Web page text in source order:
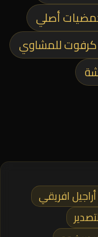
أصلي
للمشاوي
افريقي